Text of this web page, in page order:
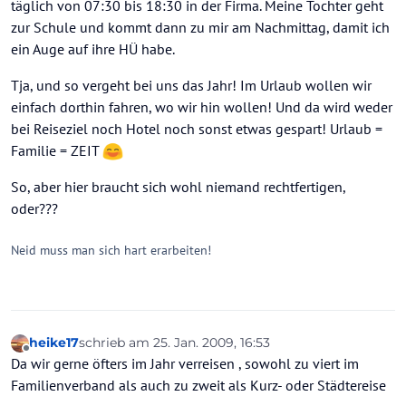
täglich von 07:30 bis 18:30 in der Firma. Meine Tochter geht
zur Schule und kommt dann zu mir am Nachmittag, damit ich
ein Auge auf ihre HÜ habe.
Tja, und so vergeht bei uns das Jahr! Im Urlaub wollen wir
einfach dorthin fahren, wo wir hin wollen! Und da wird weder
bei Reiseziel noch Hotel noch sonst etwas gespart! Urlaub =
Familie = ZEIT
So, aber hier braucht sich wohl niemand rechtfertigen,
oder???
Neid muss man sich hart erarbeiten!
Offline
heike17schrieb am 25. Jan. 2009, 16:53
zuletzt editiert von
Da wir gerne öfters im Jahr verreisen , sowohl zu viert im
Familienverband als auch zu zweit als Kurz- oder Städtereise